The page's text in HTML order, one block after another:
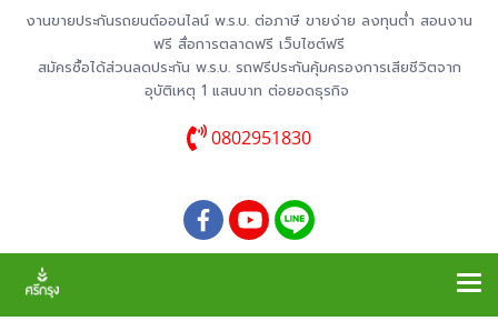
งานขายประกันรถยนต์ออนไลน์ พ.ร.บ. ต่อภาษี ขายง่าย ลงทุนต่ำ สอนงาน
ฟรี สื่อการตลาดฟรี เว็บไซต์ฟรี
สมัครซื้อได้ส่วนลดประกัน พ.ร.บ. รถฟรีประกันคุ้มครองการเสียชีวิตจาก
อุบัติเหตุ 1 แสนบาท ต่อยอดธุรกิจ
0802951830